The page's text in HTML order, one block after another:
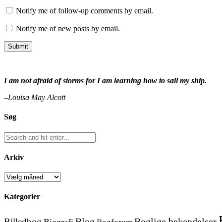
Notify me of follow-up comments by email.
Notify me of new posts by email.
I am not afraid of storms for I am learning how to sail my ship.
–Louisa May Alcott
Søg
Arkiv
Arkiv
Kategorier